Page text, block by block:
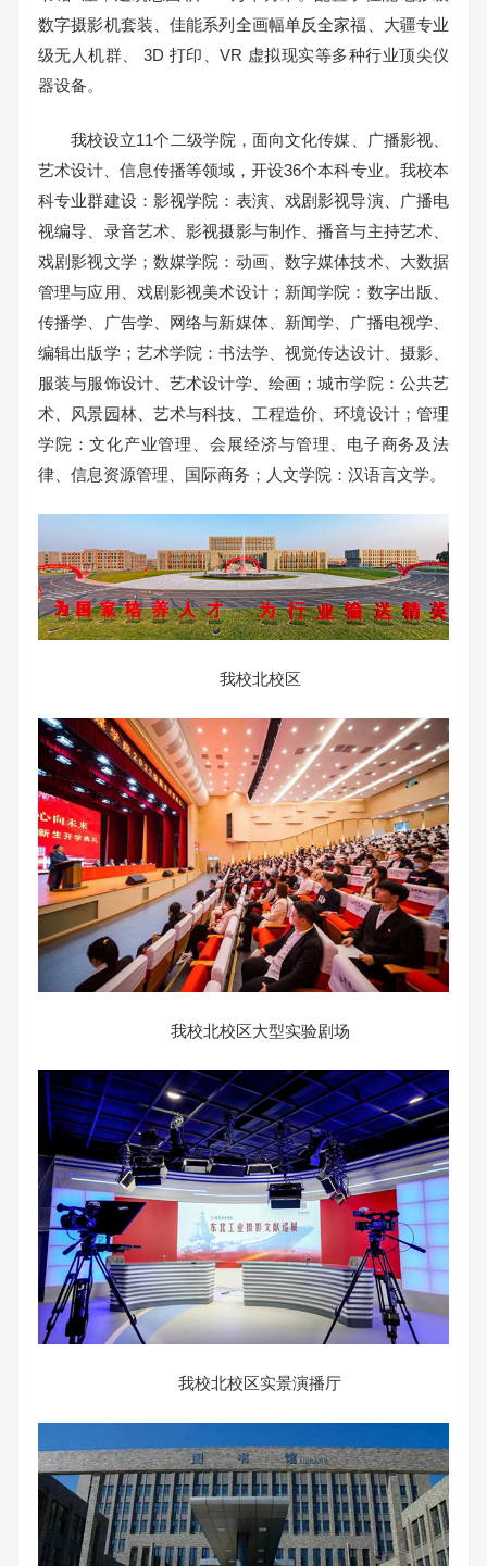
数字摄影机套装、佳能系列全画幅单反全家福、大疆专业
级无人机群、 3D 打印、VR 虚拟现实等多种行业顶尖仪
器设备。
我校设立11个二级学院，面向文化传媒、广播影视、
艺术设计、信息传播等领域，开设36个本科专业。我校本
科专业群建设：影视学院：表演、戏剧影视导演、广播电
视编导、录音艺术、影视摄影与制作、播音与主持艺术、
戏剧影视文学；数媒学院：动画、数字媒体技术、大数据
管理与应用、戏剧影视美术设计；新闻学院：数字出版、
传播学、广告学、网络与新媒体、新闻学、广播电视学、
编辑出版学；艺术学院：书法学、视觉传达设计、摄影、
服装与服饰设计、艺术设计学、绘画；城市学院：公共艺
术、风景园林、艺术与科技、工程造价、环境设计；管理
学院：文化产业管理、会展经济与管理、电子商务及法
律、信息资源管理、国际商务；人文学院：汉语言文学。
我校北校区
我校北校区大型实验剧场
我校北校区实景演播厅